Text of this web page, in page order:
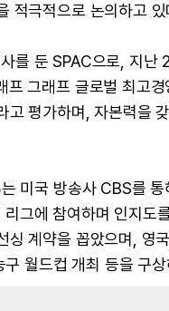
적극적으로 논의하고
를 둔 SPAC으로, 지
프 그래프 글로벌 최고
고 평가하며, 자본력을
미국 방송사 CBS를
그에 참여하며 인지도
싱 계약을 꼽았으며, 영
월드컵 개최 등을 구상